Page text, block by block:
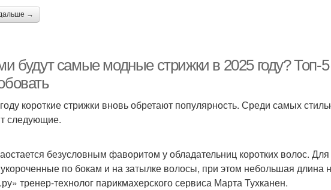
→
будут самые модные стрижки в 2025 году? Топ-
короткие стрижки вновь обретают популярность. Среди самых
следующие.
безусловным фаворитом у обладательниц коротких волос.
по бокам и на затылке волосы, при этом небольшая длина
тренер-технолог парикмахерского сервиса Марта Тухканен.